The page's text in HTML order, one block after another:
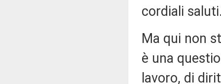
cordiali
Ma qui non
è una
lavoro, di